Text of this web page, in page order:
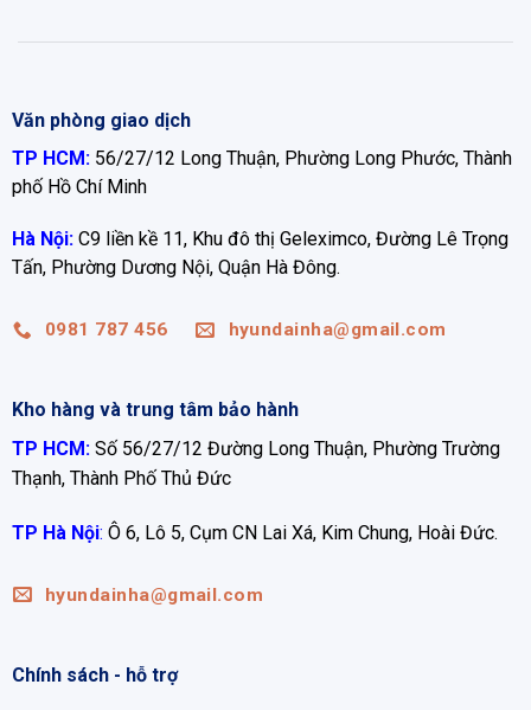
Văn phòng giao dịch
TP HCM: 56/27/12 Long Thuận, Phường Long Phước, Thành
phố Hồ Chí Minh
Hà Nội:C9 liền kề 11, Khu đô thị Geleximco, Đường Lê Trọng
Tấn, Phường Dương Nội, Quận Hà Đông.
0981 787 456 hyundainha@gmail.com
Kho hàng và trung tâm bảo hành
TP HCM: Số 56/27/12 Đường Long Thuận, Phường Trường
Thạnh, Thành Phố Thủ Đức
TP Hà Nội: Ô 6, Lô 5, Cụm CN Lai Xá, Kim Chung, Hoài Đức.
hyundainha@gmail.com
Chính sách - hỗ trợ